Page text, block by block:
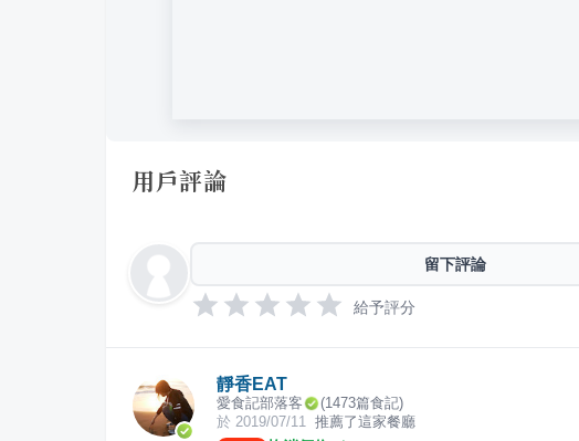
用戶評論
留下評論
給予評分
靜香EAT
愛食記部落客 (1473篇食記)
於 2019/07/11 推薦了這家餐廳